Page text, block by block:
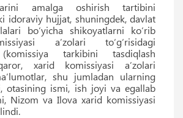
amalga oshirish tartibini
idoraviy hujjat, shuningdek, davlat
boʻyicha shikoyatlarni koʻrib
aʼzolari toʻgʻrisidagi
tarkibini tasdiqlash
xarid komissiyasi aʼzolari
shu jumladan ularning
otasining ismi, ish joyi va egallab
Nizom va Ilova xarid komissiyasi